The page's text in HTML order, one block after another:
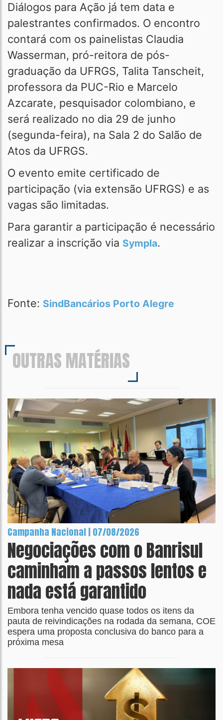
Diálogos para Ação já tem data e
palestrantes confirmados. O encontro
contará com os painelistas Claudia
Wasserman, pró-reitora de pós-
graduação da UFRGS, Talita Tanscheit,
professora da PUC-Rio e Marcelo
Azcarate, pesquisador colombiano, e
será realizado no dia 29 de junho
(segunda-feira), na Sala 2 do Salão de
Atos da UFRGS.
O evento emite certificado de
participação (via extensão UFRGS) e as
vagas são limitadas.
Para garantir a participação é necessário
realizar a inscrição via Sympla.
Fonte: SindBancários Porto Alegre
OUTRAS MATÉRIAS
Campanha Nacional | 07/08/2026
Negociações com o Banrisul
caminham a passos lentos e
nada está garantido
Embora tenha vencido quase todos os itens da
pauta de reivindicações na rodada da semana, COE
espera uma proposta conclusiva do banco para a
próxima mesa